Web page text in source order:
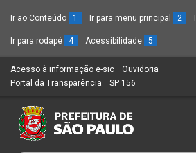
Ir ao Conteúdo 1 Ir para menu principal 2
Ir para rodapé 4 Acessibilidade 5
Acesso à informação e-sic (Link
para
novo
sítio)
Ouvidoria
Portal da Transparência (Link
um
novo
SP 156